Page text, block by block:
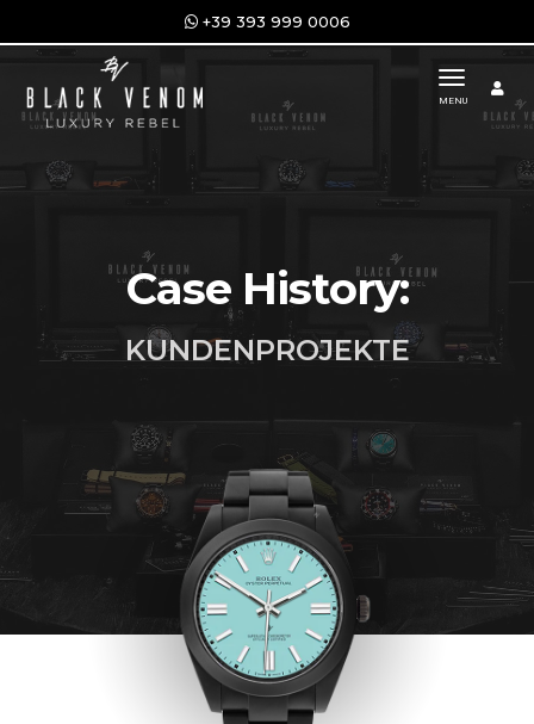
+39 393 999 0006
toggle
MENU
Case History:
KUNDENPROJEKTE